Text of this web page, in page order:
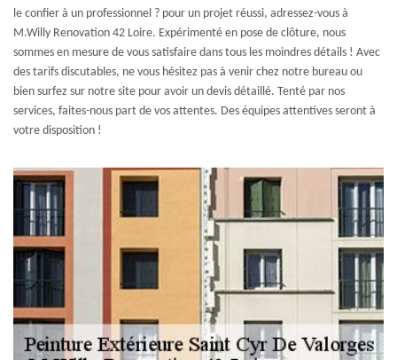
le confier à un professionnel ? pour un projet réussi, adressez-vous à
M.Willy Renovation 42 Loire. Expérimenté en pose de clôture, nous
sommes en mesure de vous satisfaire dans tous les moindres détails ! Avec
des tarifs discutables, ne vous hésitez pas à venir chez notre bureau ou
bien surfez sur notre site pour avoir un devis détaillé. Tenté par nos
services, faites-nous part de vos attentes. Des équipes attentives seront à
votre disposition !